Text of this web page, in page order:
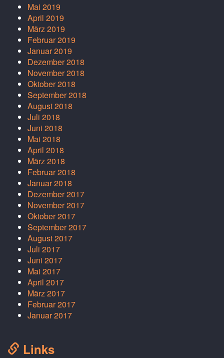
Mai 2019
April 2019
März 2019
Februar 2019
Januar 2019
Dezember 2018
November 2018
Oktober 2018
September 2018
August 2018
Juli 2018
Juni 2018
Mai 2018
April 2018
März 2018
Februar 2018
Januar 2018
Dezember 2017
November 2017
Oktober 2017
September 2017
August 2017
Juli 2017
Juni 2017
Mai 2017
April 2017
März 2017
Februar 2017
Januar 2017
Links